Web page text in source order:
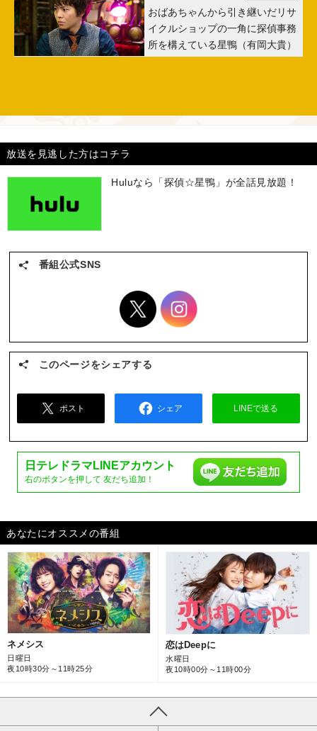
おばあちゃんから引き継いだリサ
イクルショップの一角に探偵事務
所を構えている星鴨（有岡大貴）
放送を見逃した方はコチラ
Huluなら「探偵☆星鴨」が全話見放題！
番組公式SNS
このページをシェアする
ポスト シェア LINEで送る
日テレドラマ LINEアカウント
右のボタンを押して 友だち追加！
あなたにオススメの番組
ネメシス
日曜日
夜10時30分～11時25分
恋はDeepに
水曜日
夜10時00分～11時00分